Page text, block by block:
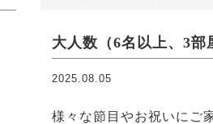
大人数（6名以上、3
2025.08.05
様々な節目やお祝いにご